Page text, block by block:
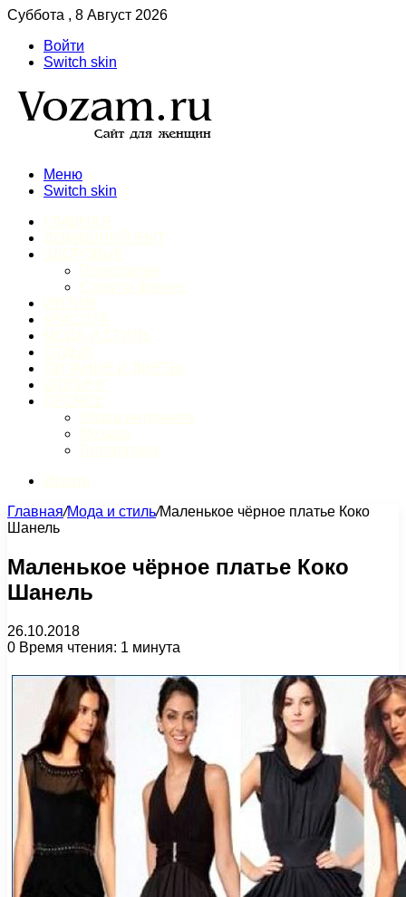
Суббота , 8 Август 2026
Войти
Switch skin
Меню
Switch skin
Главная/Мода и стиль/Маленькое чёрное платье Коко
Шанель
Маленькое чёрное платье Коко
Шанель
26.10.2018
0 Время чтения: 1 минута